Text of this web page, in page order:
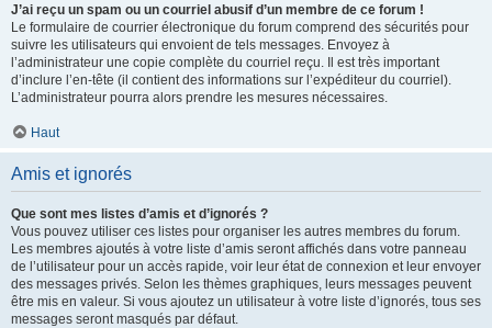
J’ai reçu un spam ou un courriel abusif d’un membre de ce forum !
Le formulaire de courrier électronique du forum comprend des sécurités pour
suivre les utilisateurs qui envoient de tels messages. Envoyez à
l’administrateur une copie complète du courriel reçu. Il est très important
d’inclure l’en-tête (il contient des informations sur l’expéditeur du courriel).
L’administrateur pourra alors prendre les mesures nécessaires.
Haut
Amis et ignorés
Que sont mes listes d’amis et d’ignorés ?
Vous pouvez utiliser ces listes pour organiser les autres membres du forum.
Les membres ajoutés à votre liste d’amis seront affichés dans votre panneau
de l’utilisateur pour un accès rapide, voir leur état de connexion et leur envoyer
des messages privés. Selon les thèmes graphiques, leurs messages peuvent
être mis en valeur. Si vous ajoutez un utilisateur à votre liste d’ignorés, tous ses
messages seront masqués par défaut.